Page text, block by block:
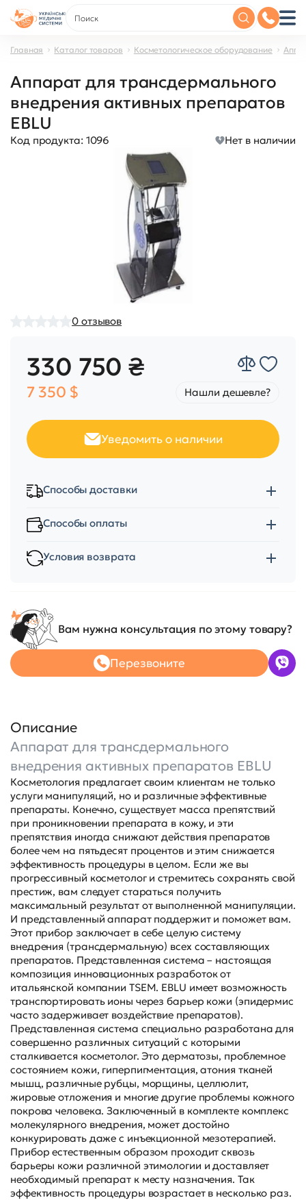
Главная Каталог товаров Косметологическое оборудование
Аппарат для трансдермального
внедрения активных препаратов
EBLU
Код продукта: 1096 Нет в наличии
0 отзывов
330 750 ₴
7 350 $ Нашли дешевле?
Уведомить о наличии
Способы доставки
Способы оплаты
Условия возврата
Вам нужна консультация по этому товару?
Перезвоните
Описание
Аппарат для трансдермального
внедрения активных препаратов EBLU
Косметология предлагает своим клиентам не только
услуги манипуляций, но и различные эффективные
препараты. Конечно, существует масса препятствий
при проникновении препарата в кожу, и эти
препятствия иногда снижают действия препаратов
более чем на пятьдесят процентов и этим снижается
эффективность процедуры в целом. Если же вы
прогрессивный косметолог и стремитесь сохранять свой
престиж, вам следует стараться получить
максимальный результат от выполненной манипуляции.
И представленный аппарат поддержит и поможет вам.
Этот прибор заключает в себе целую систему
внедрения (трансдермальную) всех составляющих
препаратов. Представленная система – настоящая
композиция инновационных разработок от
итальянской компании TSEM. EBLU имеет возможность
транспортировать ионы через барьер кожи (эпидермис
часто задерживает воздействие препаратов).
Представленная система специально разработана для
совершенно различных ситуаций с которыми
сталкивается косметолог. Это дерматозы, проблемное
состоянием кожи, гиперпигментация, атония тканей
мышц, различные рубцы, морщины, целлюлит,
жировые отложения и многие другие проблемы кожного
покрова человека. Заключенный в комплекте комплекс
молекулярного внедрения, может достойно
конкурировать даже с инъекционной мезотерапией.
Прибор естественным образом проходит сквозь
барьеры кожи различной этимологии и доставляет
необходимый препарат к месту назначения. Так
эффективность процедуры возрастает в несколько раз.